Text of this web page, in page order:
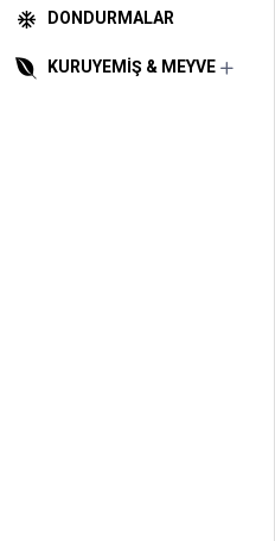
DONDURMALAR
KURUYEMIŞ & MEYVE